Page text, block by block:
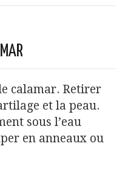
calamar. Retirer
et la peau.
sous l’eau
en anneaux ou